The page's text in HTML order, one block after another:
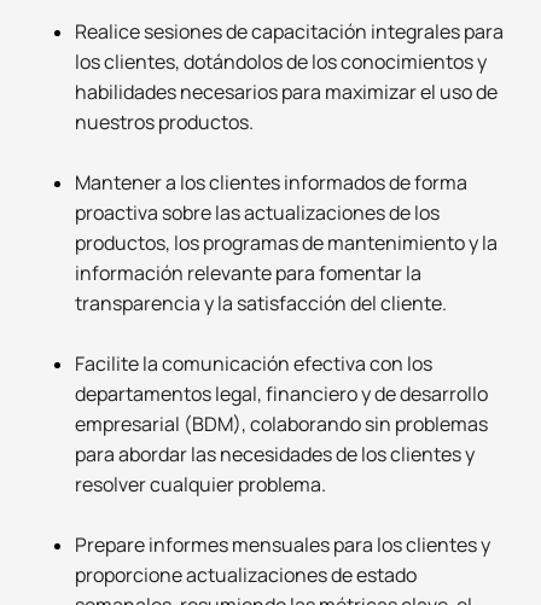
Realice sesiones de capacitación integrales para
los clientes, dotándolos de los conocimientos y
habilidades necesarios para maximizar el uso de
nuestros productos.
Mantener a los clientes informados de forma
proactiva sobre las actualizaciones de los
productos, los programas de mantenimiento y la
información relevante para fomentar la
transparencia y la satisfacción del cliente.
Facilite la comunicación efectiva con los
departamentos legal, financiero y de desarrollo
empresarial (BDM), colaborando sin problemas
para abordar las necesidades de los clientes y
resolver cualquier problema.
Prepare informes mensuales para los clientes y
proporcione actualizaciones de estado